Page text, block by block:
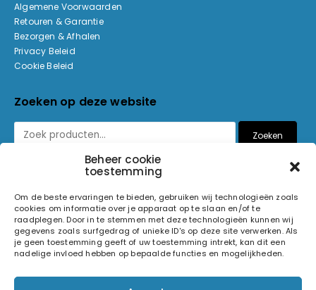
Beheer cookie
toestemming
Om de beste ervaringen te bieden, gebruiken wij technologieën zoals
cookies om informatie over je apparaat op te slaan en/of te
raadplegen. Door in te stemmen met deze technologieën kunnen wij
gegevens zoals surfgedrag of unieke ID's op deze site verwerken. Als
je geen toestemming geeft of uw toestemming intrekt, kan dit een
nadelige invloed hebben op bepaalde functies en mogelijkheden.
Algemene Voorwaarden
Retouren & Garantie
Bezorgen & Afhalen
Privacy Beleid
Cookie Beleid
Zoeken op deze website
Zoeken
© 2026 Light and Sound Factory. Alle rechten voorbehouden.